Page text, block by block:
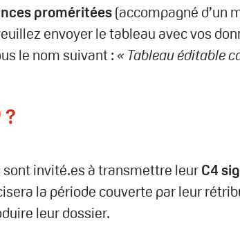
proméritées(accompagné d’un
envoyer le tableau avec vos
le nom suivant : « Tableau éditable
?
invité.es à transmettre leurC4
la période couverte par leur
leur dossier.